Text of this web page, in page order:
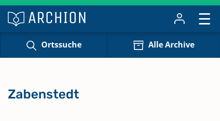
Ortssuche Alle Archive
Zabenstedt